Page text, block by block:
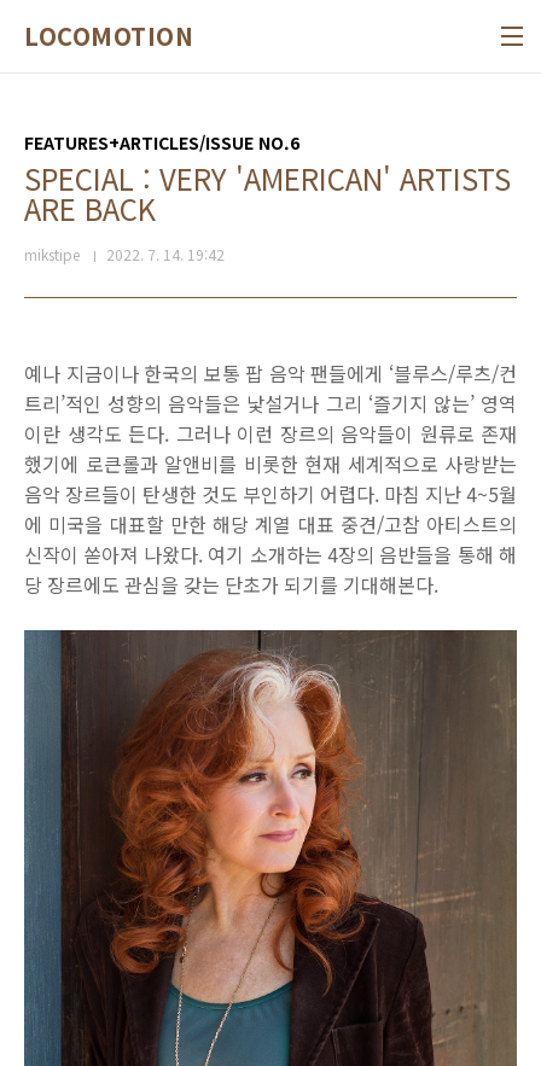
LOCOMOTION
FEATURES+ARTICLES/ISSUE NO.6
SPECIAL : VERY 'AMERICAN' ARTISTS
ARE BACK
mikstipe 2022. 7. 14. 19:42
예나 지금이나 한국의 보통 팝 음악 팬들에게 ‘블루스/루츠/컨
트리’적인 성향의 음악들은 낯설거나 그리 ‘즐기지 않는’ 영역
이란 생각도 든다. 그러나 이런 장르의 음악들이 원류로 존재
했기에 로큰롤과 알앤비를 비롯한 현재 세계적으로 사랑받는
음악 장르들이 탄생한 것도 부인하기 어렵다. 마침 지난 4~5월
에 미국을 대표할 만한 해당 계열 대표 중견/고참 아티스트의
신작이 쏟아져 나왔다. 여기 소개하는 4장의 음반들을 통해 해
당 장르에도 관심을 갖는 단초가 되기를 기대해본다.